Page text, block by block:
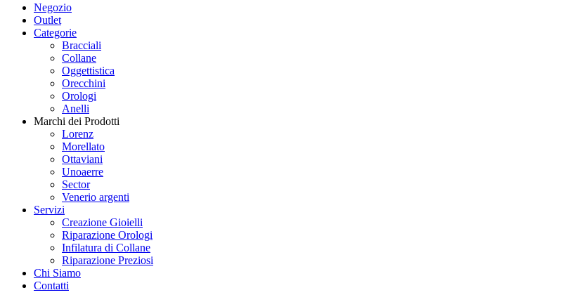
Negozio
Outlet
Categorie
Bracciali
Collane
Oggettistica
Orecchini
Orologi
Anelli
Marchi dei Prodotti
Lorenz
Morellato
Ottaviani
Unoaerre
Sector
Venerio argenti
Servizi
Creazione Gioielli
Riparazione Orologi
Infilatura di Collane
Riparazione Preziosi
Chi Siamo
Contatti